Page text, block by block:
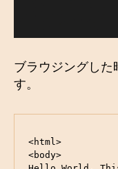
ブラウジングした
す。
<html>
<body>